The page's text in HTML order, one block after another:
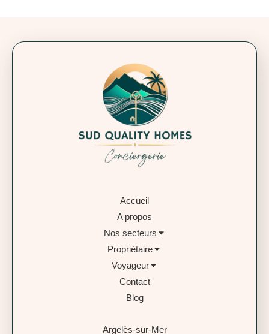
Accueil
A propos
Nos secteurs
Propriétaire
Voyageur
Contact
Blog
Argelès-sur-Mer